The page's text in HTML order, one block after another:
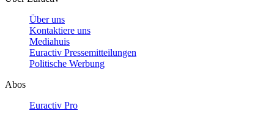
Über uns
Kontaktiere uns
Mediahuis
Euractiv Pressemitteilungen
Politische Werbung
Abos
Euractiv Pro